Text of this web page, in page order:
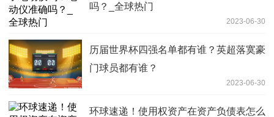
吗？_全球热门
2023-06-30
历届世界杯四强名单都有谁？英超落寞豪
门球员都有谁？
2023-06-30
环球速递！使用权资产在资产负债表怎么